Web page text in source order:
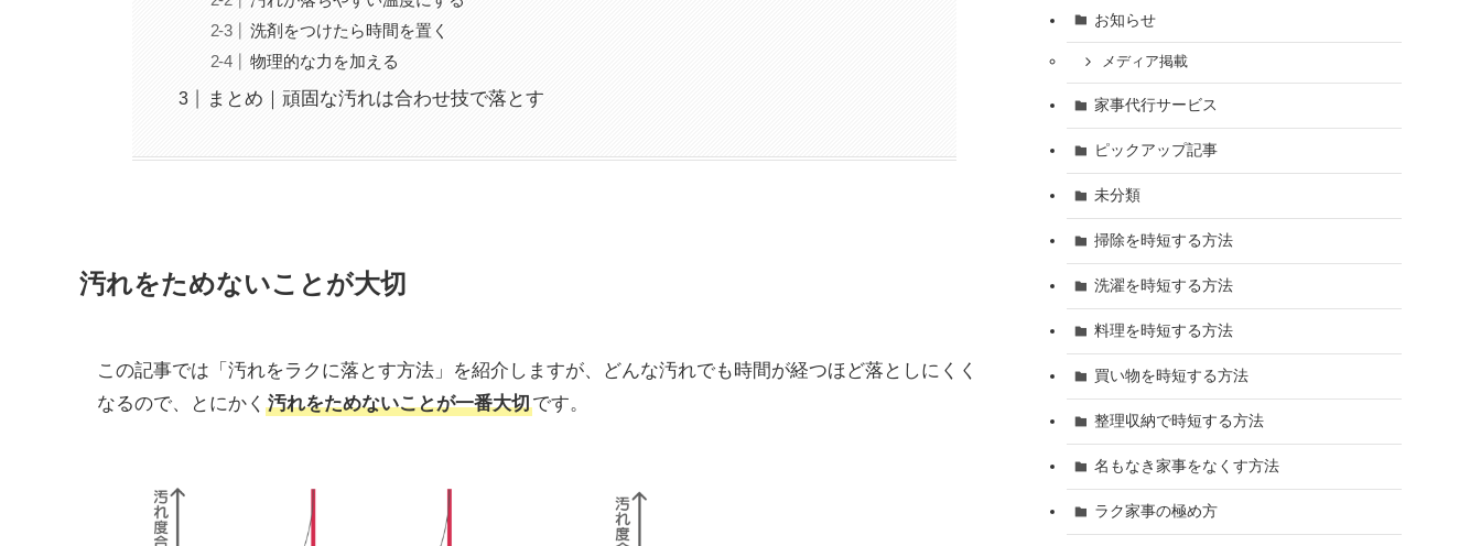
洗剤をつけたら時間を置く
物理的な力を加える
まとめ｜頑固な汚れは合わせ技で落とす
汚れをためないことが大切
この記事では「汚れをラクに落とす方法」を紹介しますが、どんな汚れでも時間が経つほど落としにくく
なるので、とにかく 汚れをためないことが一番大切です。
お知らせ
メディア掲載
家事代行サービス
ピックアップ記事
未分類
掃除を時短する方法
洗濯を時短する方法
料理を時短する方法
買い物を時短する方法
整理収納で時短する方法
名もなき家事をなくす方法
ラク家事の極め方